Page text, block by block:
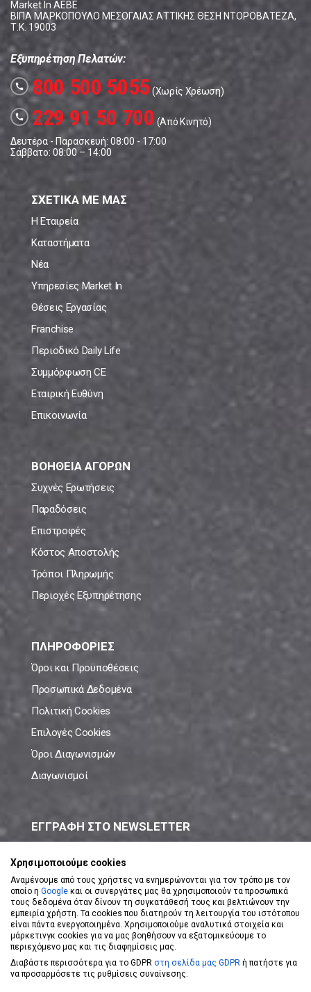
Market In ΑΕΒΕ
ΒΙΠΑ ΜΑΡΚΟΠΟΥΛΟ ΜΕΣΟΓΑΙΑΣ ΑΤΤΙΚΗΣ ΘΕΣΗ ΝΤΟΡΟΒΑΤΕΖΑ,
Τ.Κ. 19003
Εξυπηρέτηση Πελατών:
call 800 500 5055(Χωρίς Χρέωση)
call 229 91 50 700 (Από Κινητό)
Δευτέρα - Παρασκευή: 08:00 - 17:00
Σάββατο: 08:00 – 14:00
ΣΧΕΤΙΚΑ ΜΕ ΜΑΣ
Η Εταιρεία
Καταστήματα
Νέα
Υπηρεσίες Market In
Θέσεις Εργασίας
Franchise
Περιοδικό Daily Life
Συμμόρφωση CE
Εταιρική Ευθύνη
Επικοινωνία
ΒΟΗΘΕΙΑ ΑΓΟΡΩΝ
Συχνές Ερωτήσεις
Παραδόσεις
Επιστροφές
Κόστος Αποστολής
Τρόποι Πληρωμής
Περιοχές Εξυπηρέτησης
ΠΛΗΡΟΦΟΡΙΕΣ
Όροι και Προϋποθέσεις
Προσωπικά Δεδομένα
Πολιτική Cookies
Επιλογές Cookies
Όροι Διαγωνισμών
Διαγωνισμοί
ΕΓΓΡΑΦΗ ΣΤΟ NEWSLETTER
ΕΓΓΡΑΦΗ ΣΤΟ NEWSLETTER
Αποδέχομαι τουςΌρους Χρήσης
Χρησιμοποιούμε cookies
Αναμένουμε από τους χρήστες να ενημερώνονται για τον τρόπο με τον
οποίο η Google και οι συνεργάτες μας θα χρησιμοποιούν τα προσωπικά
τους δεδομένα όταν δίνουν τη συγκατάθεσή τους και βελτιώνουν την
εμπειρία χρήστη. Τα cookies που διατηρούν τη λειτουργία του ιστότοπου
είναι πάντα ενεργοποιημένα. Χρησιμοποιούμε αναλυτικά στοιχεία και
μάρκετινγκ cookies για να μας βοηθήσουν να εξατομικεύουμε το
περιεχόμενο μας και τις διαφημίσεις μας.
Διαβάστε περισσότερα για το GDPR στη σελίδα μας GDPR ή πατήστε για
να προσαρμόσετε τις ρυθμίσεις συναίνεσης.